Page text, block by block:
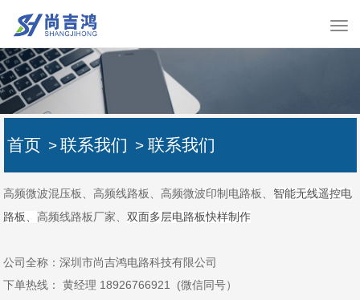
首页 > 联系我们 > 联系我们
高频微波混压板、高频线路板、高频微波印制电路板、 智能无线遥控电
路板、 高频线路板厂家、双面多层电路板快样制作
公司全称：深圳市尚吉鸿电路科技有限公司
下单热线： 黄经理 18926766921 (微信同号）